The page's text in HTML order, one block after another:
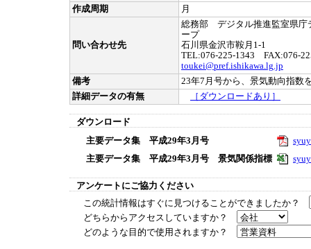
作成周期
月
問い合わせ先
総務部 デジタル推進監室県庁
ープ
石川県金沢市鞍月1-1
TEL:076-225-1343 FAX:076-
toukei@pref.ishikawa.lg.jp
備考
23年7月号から、景気動向指数
詳細データの有無
［ダウンロードあり］
ダウンロード
主要データ集 平成29年3月号
主要データ集 平成29年3月号 景気関係指標
アンケートにご協力ください
この統計情報はすぐに見つけることができましたか？
どちらからアクセスしていますか？
どのような目的で使用されますか？